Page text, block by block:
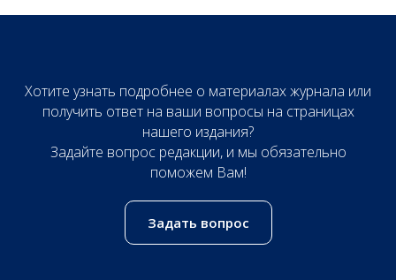
Хотите узнать подробнее о материалах журнала или
получить ответ на ваши вопросы на страницах
нашего издания?
Задайте вопрос редакции, и мы обязательно
поможем Вам!
Задать вопрос